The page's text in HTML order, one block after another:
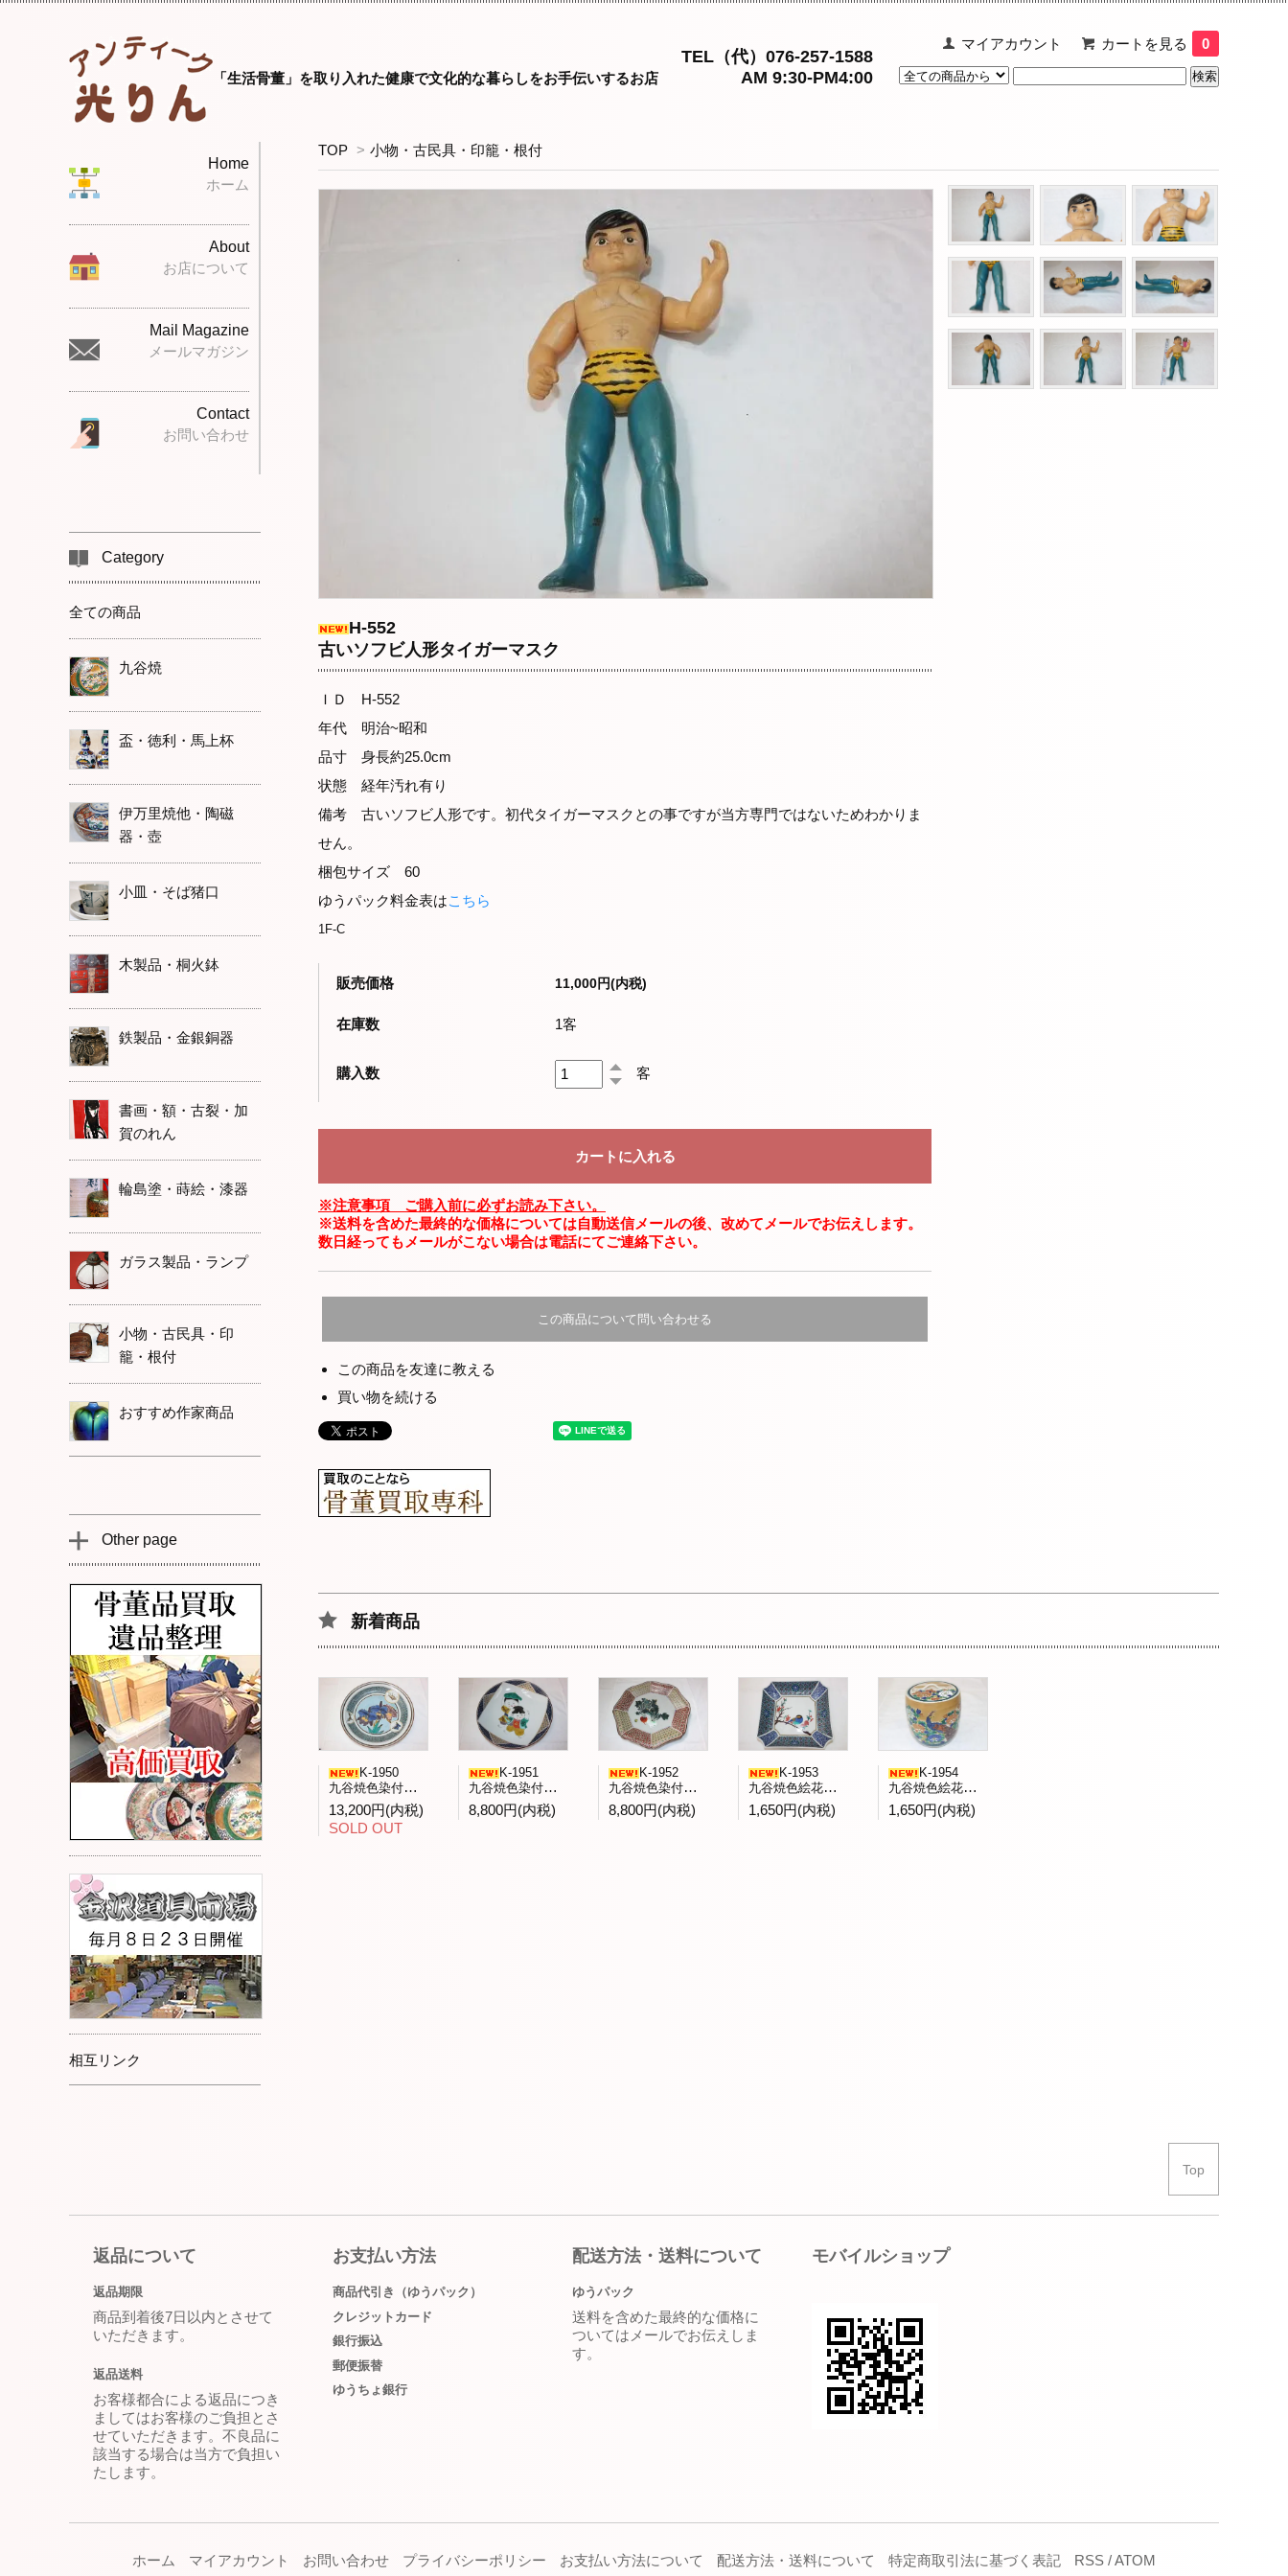
マイアカウント カートを見る 0
「生活骨董」を取り入れた健康で文化的な暮らしをお手伝いするお店
TEL（代）076-257-1588
AM 9:30-PM4:00
TOP > 小物・古民具・印籠・根付
H-552
古いソフビ人形タイガーマスク
ＩＤ H-552
年代 明治~昭和
品寸 身長約25.0cm
状態 経年汚れ有り
備考 古いソフビ人形です。初代タイガーマスクとの事ですが当方専門ではないためわかりま
せん。
梱包サイズ 60
ゆうパック料金表はこちら
1F-C
販売価格 11,000円(内税)
在庫数 1客
購入数 客
※注意事項 ご購入前に必ずお読み下さい。
※送料を含めた最終的な価格については自動送信メールの後、改めてメールでお伝えします。
数日経ってもメールがこない場合は電話にてご連絡下さい。
この商品について問い合わせる
この商品を友達に教える
買い物を続ける
新着商品
K-1950
九谷焼色染付「花と昆虫」飾皿九谷人気作家武腰潤作
13,200円(内税)
SOLD OUT
K-1951
九谷焼色染付童子文飾皿 庄三洞四代日展会友武腰昭一郎作
8,800円(内税)
K-1952
九谷焼色染付蕪文八角台鉢九谷展出品作 一水会森一正作
8,800円(内税)
K-1953
九谷焼色絵花鳥文菓子鉢 九谷青郊窯造
1,650円(内税)
K-1954
九谷焼色絵花鳥文水指全二客バラ売 九谷陶竜窯造
1,650円(内税)
Home
ホーム
About
お店について
Mail Magazine
メールマガジン
Contact
お問い合わせ
Category
全ての商品
九谷焼
盃・徳利・馬上杯
伊万里焼他・陶磁
器・壺
小皿・そば猪口
木製品・桐火鉢
鉄製品・金銀銅器
書画・額・古裂・加
賀のれん
輪島塗・蒔絵・漆器
ガラス製品・ランプ
小物・古民具・印
籠・根付
おすすめ作家商品
Other page
相互リンク
Top
返品について
返品期限
商品到着後7日以内とさせて
いただきます。
返品送料
お客様都合による返品につき
ましてはお客様のご負担とさ
せていただきます。不良品に
該当する場合は当方で負担い
たします。
お支払い方法
商品代引き（ゆうパック）
クレジットカード
銀行振込
郵便振替
ゆうちょ銀行
配送方法・送料について
ゆうパック
送料を含めた最終的な価格に
ついてはメールでお伝えしま
す。
モバイルショップ
ホーム マイアカウント お問い合わせ プライバシーポリシー お支払い方法について 配送方法・送料について 特定商取引法に基づく表記 RSS /ATOM